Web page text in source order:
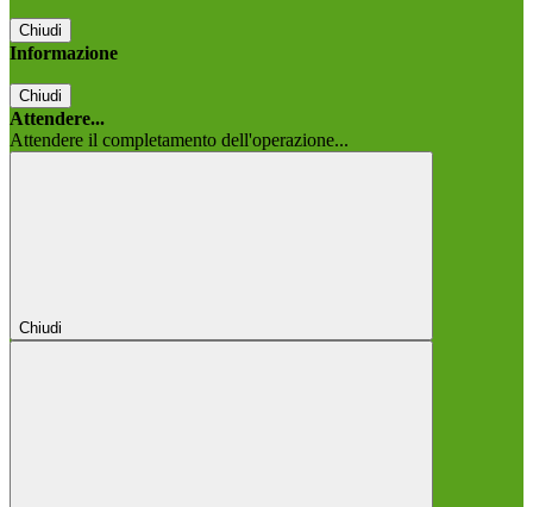
Chiudi
Informazione
Chiudi
Attendere...
Attendere il completamento dell'operazione...
Chiudi